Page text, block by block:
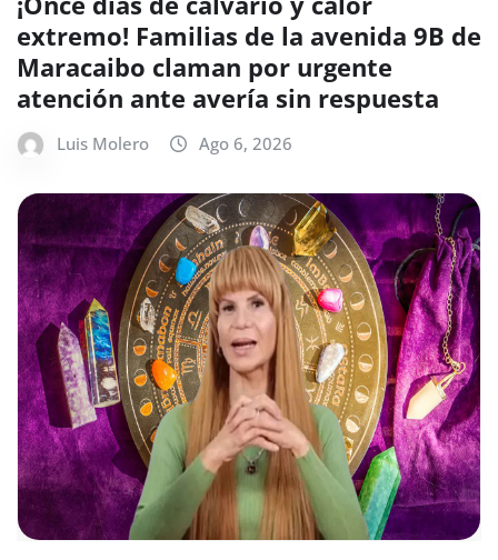
extremo! Familias de la avenida 9B de
Maracaibo claman por urgente
atención ante avería sin respuesta
Luis Molero Ago 6, 2026